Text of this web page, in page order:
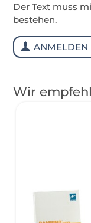
Der Text muss
bestehen.
ANMELDEN
Wir